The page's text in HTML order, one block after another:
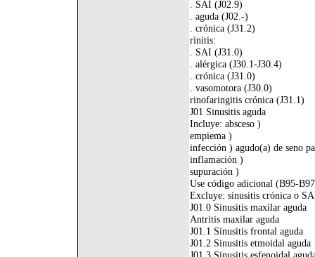
. SAI (J02.9)
. aguda (J02.-)
. crónica (J31.2)
rinitis:
. SAI (J31.0)
. alérgica (J30.1-J30.4)
. crónica (J31.0)
. vasomotora (J30.0)
rinofaringitis crónica (J31.1)
J01 Sinusitis aguda
Incluye: absceso )
empiema )
infección ) agudo(a) de seno
inflamación )
supuración )
Use código adicional (B95-
Excluye: sinusitis crónica o
J01.0 Sinusitis maxilar aguda
Antritis maxilar aguda
J01.1 Sinusitis frontal aguda
J01.2 Sinusitis etmoidal aguda